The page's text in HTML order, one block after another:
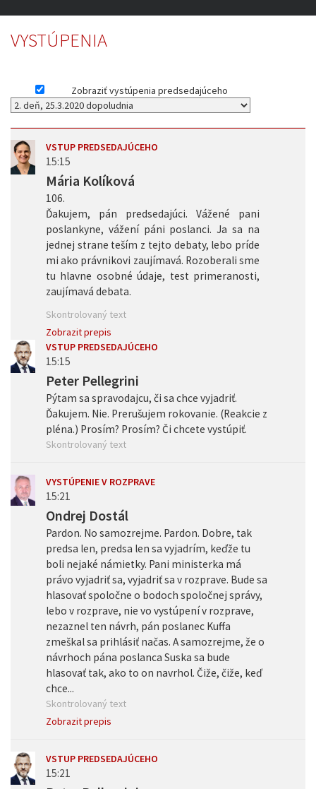
VYSTÚPENIA
Zobraziť vystúpenia predsedajúceho
VSTUP PREDSEDAJÚCEHO
15:15
Mária Kolíková
106.
Ďakujem, pán predsedajúci. Vážené pani
poslankyne, vážení páni poslanci. Ja sa na
jednej strane teším z tejto debaty, lebo príde
mi ako právnikovi zaujímavá. Rozoberali sme
tu hlavne osobné údaje, test primeranosti,
zaujímavá debata.
Skontrolovaný text
Zobrazit prepis
VSTUP PREDSEDAJÚCEHO
15:15
Peter Pellegrini
Pýtam sa spravodajcu, či sa chce vyjadriť.
Ďakujem. Nie. Prerušujem rokovanie. (Reakcie z
pléna.) Prosím? Prosím? Či chcete vystúpiť.
Skontrolovaný text
VYSTÚPENIE V ROZPRAVE
15:21
Ondrej Dostál
Pardon. No samozrejme. Pardon. Dobre, tak
predsa len, predsa len sa vyjadrím, keďže tu
boli nejaké námietky. Pani ministerka má
právo vyjadriť sa, vyjadriť sa v rozprave. Bude sa
hlasovať spoločne o bodoch spoločnej správy,
lebo v rozprave, nie vo vystúpení v rozprave,
nezaznel ten návrh, pán poslanec Kuffa
zmeškal sa prihlásiť načas. A samozrejme, že o
návrhoch pána poslanca Suska sa bude
hlasovať tak, ako to on navrhol. Čiže, čiže, keď
chce...
Skontrolovaný text
Zobrazit prepis
VSTUP PREDSEDAJÚCEHO
15:21